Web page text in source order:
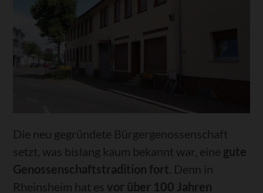
Die neu gegründete Bürgergenossenschaft
setzt, was bislang kaum bekannt war, eine gute
Genossenschaftstradition fort. Denn in
Rheinsheim hat es vor über 100 Jahren